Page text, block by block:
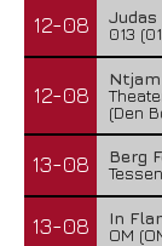
12-08
013
12-08
Ntjam
(Den
13-08
Berg
13-08
In
OM